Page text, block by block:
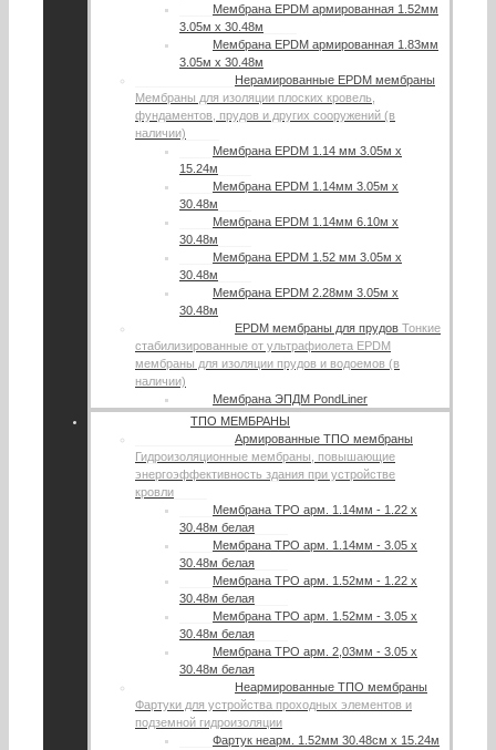
Мембрана EPDM армированная 1.52мм
3.05м х 30.48м
Мембрана EPDM армированная 1.83мм
3.05м х 30.48м
Нерамированные EPDM мембраны
Мембраны для изоляции плоских кровель,
фундаментов, прудов и других сооружений (в
наличии)
Мембрана EPDM 1.14 мм 3.05м х
15.24м
Мембрана EPDM 1.14мм 3.05м х
30.48м
Мембрана EPDM 1.14мм 6.10м х
30.48м
Мембрана EPDM 1.52 мм 3.05м х
30.48м
Мембрана EPDM 2.28мм 3.05м х
30.48м
EPDM мембраны для прудов Тонкие
стабилизированные от ультрафиолета EPDM
мембраны для изоляции прудов и водоемов (в
наличии)
Мембрана ЭПДМ PondLiner
ТПО МЕМБРАНЫ
Армированные ТПО мембраны
Гидроизоляционные мембраны, повышающие
энергоэффективность здания при устройстве
кровли
Мембрана TPO арм. 1.14мм - 1.22 х
30.48м белая
Мембрана TPO арм. 1.14мм - 3.05 х
30.48м белая
Мембрана TPO арм. 1.52мм - 1.22 х
30.48м белая
Мембрана TPO арм. 1.52мм - 3.05 х
30.48м белая
Мембрана TPO арм. 2,03мм - 3.05 х
30.48м белая
Неармированные ТПО мембраны
Фартуки для устройства проходных элементов и
подземной гидроизоляции
Фартук неарм. 1.52мм 30.48см х 15.24м